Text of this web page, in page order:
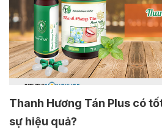
Thanh Hương Tán Plus có
sự hiệu quả?